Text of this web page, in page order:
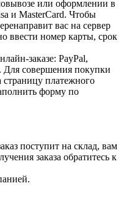
или оформлении в
и MasterCard. Чтобы
вас на сервер
ввести номер карты, срок
заказе: PayPal,
совершения покупки
страницу платежного
форму по
поступит на склад, вам
заказа обратитесь к